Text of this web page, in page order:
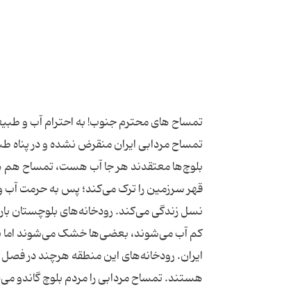
تمساح های محترم جنوب! به احترام آب و
تمساح مردابی ایران منقرض نشده و در پناه
بلوچ‌ها معتقدند هر جا آب هست، تمساح هم
قهر سرزمین را ترک می‌کند؛ پس به حرمت آب و
نسل زندگی می‌کند. رودخانه‌های بلوچستان
کم آب می‌شوند، بعضی‌ها خشک می‌شوند اما
ایران. رودخانه‌های این منطقه هرچند در
هستند. تمساح مردابی را مردم بلوچ گاندو